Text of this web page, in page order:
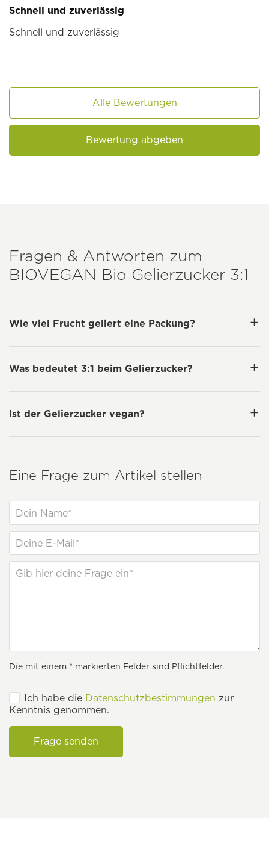
Schnell und zuverlässig
Schnell und zuverlässig
Alle Bewertungen
Bewertung abgeben
Fragen & Antworten zum
BIOVEGAN Bio Gelierzucker 3:1
Wie viel Frucht geliert eine Packung?
Was bedeutet 3:1 beim Gelierzucker?
Ist der Gelierzucker vegan?
Eine Frage zum Artikel stellen
Die mit einem * markierten Felder sind Pflichtfelder.
Ich habe die Datenschutzbestimmungen zur
Kenntnis genommen.
Frage senden